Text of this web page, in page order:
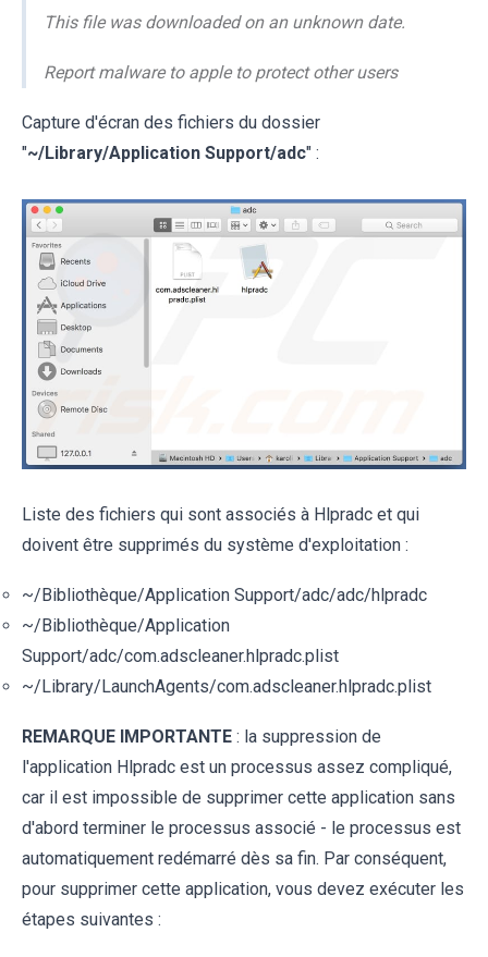
This file was downloaded on an unknown date.
Report malware to apple to protect other users
Capture d'écran des fichiers du dossier
"~/Library/Application Support/adc" :
Liste des fichiers qui sont associés à Hlpradc et qui
doivent être supprimés du système d'exploitation :
~/Bibliothèque/Application Support/adc/adc/hlpradc
~/Bibliothèque/Application
Support/adc/com.adscleaner.hlpradc.plist
~/Library/LaunchAgents/com.adscleaner.hlpradc.plist
REMARQUE IMPORTANTE : la suppression de
l'application Hlpradc est un processus assez compliqué,
car il est impossible de supprimer cette application sans
d'abord terminer le processus associé - le processus est
automatiquement redémarré dès sa fin. Par conséquent,
pour supprimer cette application, vous devez exécuter les
étapes suivantes :